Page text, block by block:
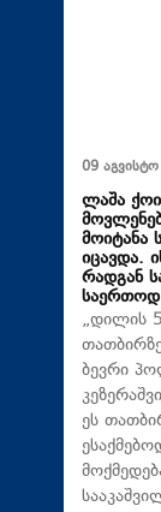
09
ლაშა
მოიტანა
იცავდა.
რადგან
„დილის
ბევრი
ეს